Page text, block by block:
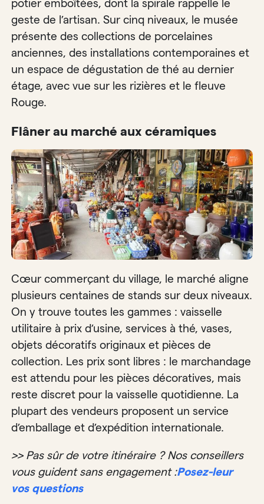
potier emboîtées, dont la spirale rappelle le
geste de l’artisan. Sur cinq niveaux, le musée
présente des collections de porcelaines
anciennes, des installations contemporaines et
un espace de dégustation de thé au dernier
étage, avec vue sur les rizières et le fleuve
Rouge.
Flâner au marché aux céramiques
Cœur commerçant du village, le marché aligne
plusieurs centaines de stands sur deux niveaux.
On y trouve toutes les gammes : vaisselle
utilitaire à prix d’usine, services à thé, vases,
objets décoratifs originaux et pièces de
collection. Les prix sont libres : le marchandage
est attendu pour les pièces décoratives, mais
reste discret pour la vaisselle quotidienne. La
plupart des vendeurs proposent un service
d’emballage et d’expédition internationale.
>> Pas sûr de votre itinéraire ? Nos conseillers
vous guident sans engagement :Posez-leur
vos questions